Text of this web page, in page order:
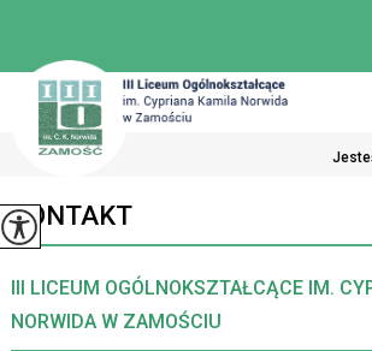
KONTAKT
III LICEUM OGÓLNOKSZTAŁCĄCE IM.
NORWIDA W ZAMOŚCIU